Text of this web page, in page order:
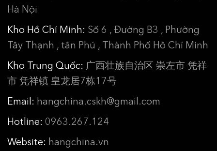
Hà Nội
Kho Hồ Chí Minh: Số 6 , Đường B3 , Phường
Tây Thạnh , tân Phú , Thành Phố Hô Chí Minh
Kho Trung Quốc: 广西壮族自治区 崇左市 凭祥
市 凭祥镇 皇龙居7栋17号
Email: hangchina.cskh@gmail.com
Hotline: 0963.267.124
Website: hangchina.vn